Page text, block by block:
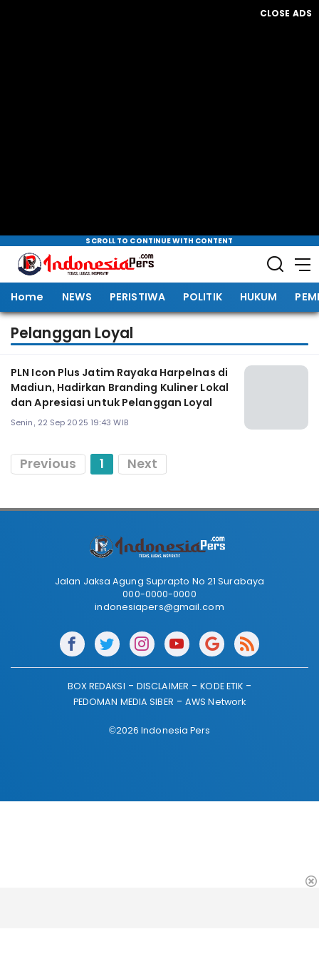
CLOSE ADS
SCROLL TO CONTINUE WITH CONTENT
Home NEWS PERISTIWA POLITIK HUKUM
Pelanggan Loyal
PLN Icon Plus Jatim Rayaka Harpelnas di
Madiun, Hadirkan Branding Kuliner Lokal
dan Apresiasi untuk Pelanggan Loyal
Senin, 22 Sep 2025 19:43 WIB
Previous 1 Next
Jalan Jaksa Agung Suprapto No 21 Surabaya
000-0000-0000
indonesiapers@gmail.com
BOX REDAKSI DISCLAIMER
KODE ETIK
PEDOMAN MEDIA SIBER
AWS Network
©2026 Indonesia Pers